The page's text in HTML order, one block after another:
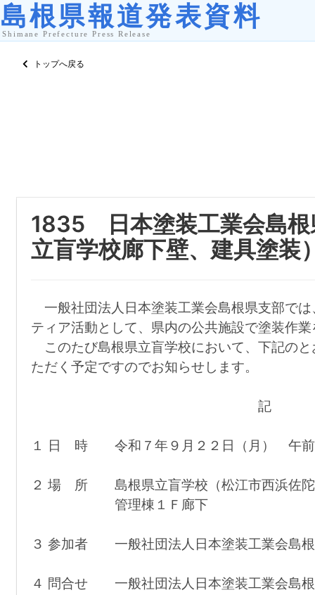
トップへ戻る
1835 日本塗装工業会島根
立盲学校廊下壁、建具塗装
一般社団法人日本塗装工業会島根県支部で
ティア活動として、県内の公共施設で塗装作
このたび島根県立盲学校において、下記の
ただく予定ですのでお知らせします。
記
１ 日 時 令和７年９月２２日（月） 午前
２ 場 所 島根県立盲学校（松江市西浜佐陀
管理棟１Ｆ廊下
３ 参加者 一般社団法人日本塗装工業会島
４ 問合せ 一般社団法人日本塗装工業会島